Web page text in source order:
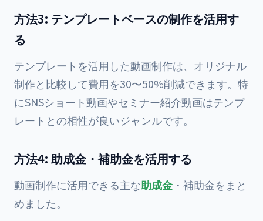
方法3: テンプレートベースの制作を活用す
る
テンプレートを活用した動画制作は、オリジナル
制作と比較して費用を30〜50%削減できます。特
にSNSショート動画やセミナー紹介動画はテンプ
レートとの相性が良いジャンルです。
方法4: 助成金・補助金を活用する
動画制作に活用できる主な助成金 ・補助金をまと
めました。